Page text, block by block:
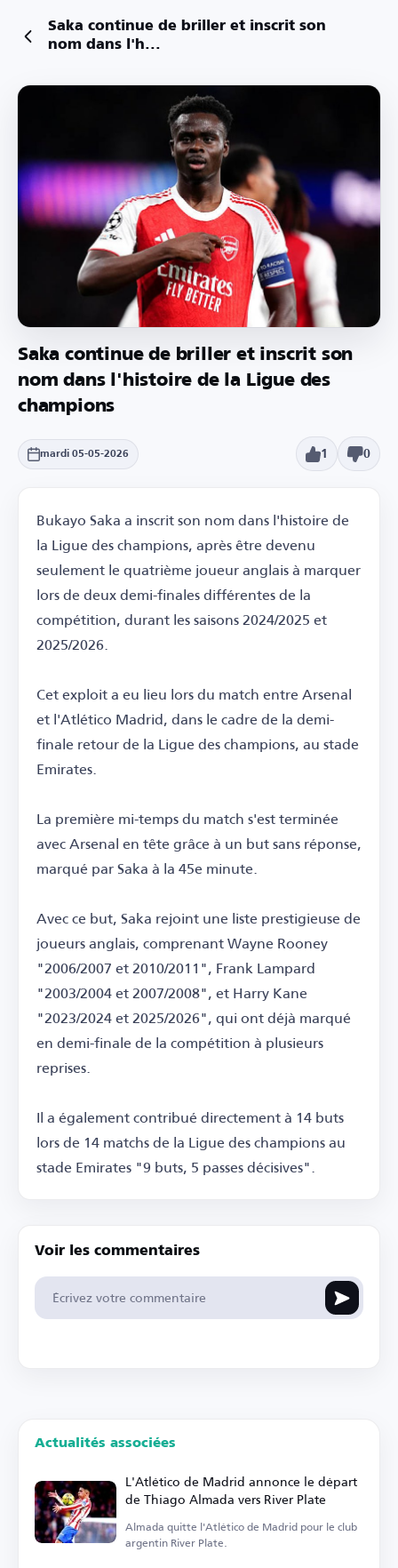
Saka continue de briller et inscrit son
nom dans l'h...
Saka continue de briller et inscrit son
nom dans l'histoire de la Ligue des
champions
mardi 05-05-2026 1 0
Bukayo Saka a inscrit son nom dans l'histoire de
la Ligue des champions, après être devenu
seulement le quatrième joueur anglais à marquer
lors de deux demi-finales différentes de la
compétition, durant les saisons 2024/2025 et
2025/2026.
Cet exploit a eu lieu lors du match entre Arsenal
et l'Atlético Madrid, dans le cadre de la demi-
finale retour de la Ligue des champions, au stade
Emirates.
La première mi-temps du match s'est terminée
avec Arsenal en tête grâce à un but sans réponse,
marqué par Saka à la 45e minute.
Avec ce but, Saka rejoint une liste prestigieuse de
joueurs anglais, comprenant Wayne Rooney
"2006/2007 et 2010/2011", Frank Lampard
"2003/2004 et 2007/2008", et Harry Kane
"2023/2024 et 2025/2026", qui ont déjà marqué
en demi-finale de la compétition à plusieurs
reprises.
Il a également contribué directement à 14 buts
lors de 14 matchs de la Ligue des champions au
stade Emirates "9 buts, 5 passes décisives".
Voir les commentaires
Actualités associées
L'Atlético de Madrid annonce le départ
de Thiago Almada vers River Plate
Almada quitte l'Atlético de Madrid pour le club
argentin River Plate.